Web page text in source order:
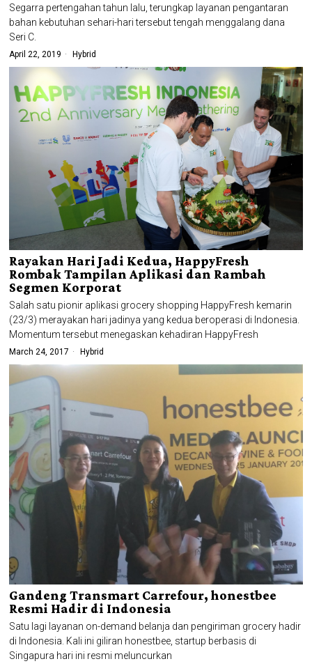
Segarra pertengahan tahun lalu, terungkap layanan pengantaran
bahan kebutuhan sehari-hari tersebut tengah menggalang dana
Seri C.
April 22, 2019 Hybrid
Rayakan Hari Jadi Kedua, HappyFresh
Rombak Tampilan Aplikasi dan Rambah
Segmen Korporat
Salah satu pionir aplikasi grocery shopping HappyFresh kemarin
(23/3) merayakan hari jadinya yang kedua beroperasi di Indonesia.
Momentum tersebut menegaskan kehadiran HappyFresh
March 24, 2017 Hybrid
Gandeng Transmart Carrefour, honestbee
Resmi Hadir di Indonesia
Satu lagi layanan on-demand belanja dan pengiriman grocery hadir
di Indonesia. Kali ini giliran honestbee, startup berbasis di
Singapura hari ini resmi meluncurkan